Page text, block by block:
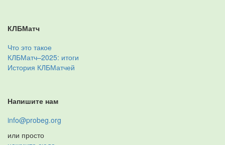
КЛБМатч
Что это такое
КЛБМатч–2025: итоги
История КЛБМатчей
Напишите нам
info@probeg.org
или просто